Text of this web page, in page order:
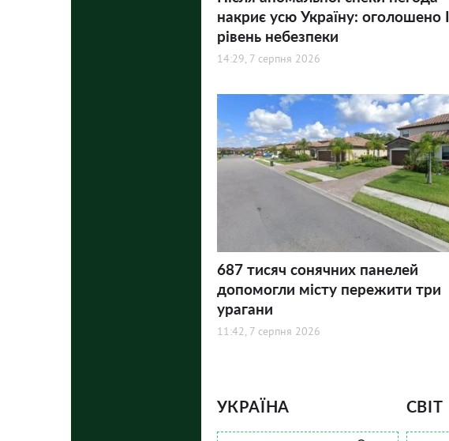
накриє усю Україну: оголошено І
рівень небезпеки
14:29, 7 серпня 2026
687 тисяч сонячних панелей
допомогли місту пережити три
урагани
11:42, 7 серпня 2026
УКРАЇНА СВІТ